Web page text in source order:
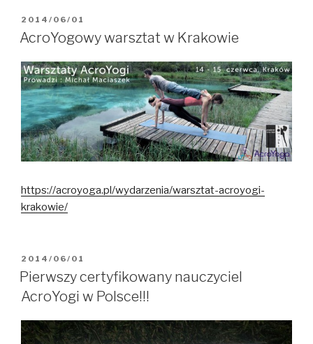
OPUBLIKOWANE
W
2014/06/01
AcroYogowy warsztat w Krakowie
https://acroyoga.pl/wydarzenia/warsztat-acroyogi-
krakowie/
OPUBLIKOWANE
W
2014/06/01
Pierwszy certyfikowany nauczyciel
AcroYogi w Polsce!!!